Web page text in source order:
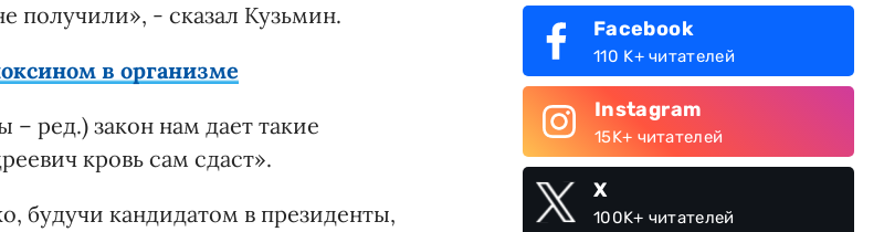
получили», - сказал Кузьмин.
в организме
– ред.) закон нам дает такие
кровь сам сдаст».
будучи кандидатом в президенты,
Facebook
110 K+ читателей
Instagram
15K+ читателей
X
100K+ читателей